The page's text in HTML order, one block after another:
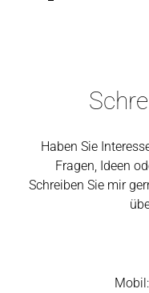
Haben Sie
Fragen, Ideen
Schreiben Sie mir